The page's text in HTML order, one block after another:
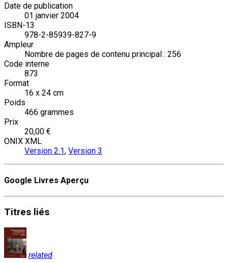
Date de publication
01 janvier 2004
ISBN-13
978-2-85939-827-9
Ampleur
Nombre de pages de contenu principal : 256
Code interne
873
Format
16 x 24 cm
Poids
466 grammes
Prix
20,00 €
ONIX XML
Version 2.1, Version 3
Google Livres Aperçu
Titres liés
related